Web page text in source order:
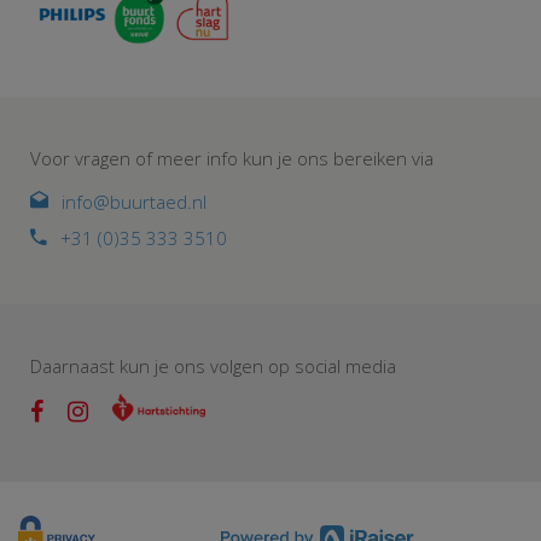
Voor vragen of meer info kun je ons bereiken via
info@buurtaed.nl
+31 (0)35 333 3510
Daarnaast kun je ons volgen op social media